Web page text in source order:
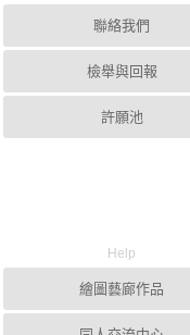
聯絡我們
檢舉與回報
許願池
Help
繪圖藝廊作品